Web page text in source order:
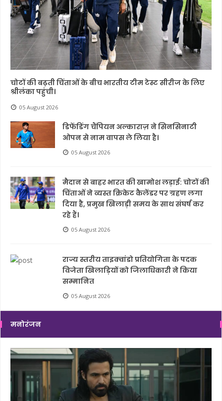
चोटों की बढ़ती चिंताओं के बीच भारतीय टीम टेस्ट सीरीज के लिए
श्रीलंका पहुंची।
05 August 2026
डिफेंडिंग चैंपियन अल्काराज़ ने सिनसिनाटी
ओपन से नाम वापस ले लिया है।
05 August 2026
मैदान से बाहर भारत की खामोश लड़ाई: चोटों की
चिंताओं ने व्यस्त क्रिकेट कैलेंडर पर ग्रहण लगा
दिया है, प्रमुख खिलाड़ी समय के साथ संघर्ष कर
रहे हैं।
05 August 2026
राज्य स्तरीय ताइक्वांडो प्रतियोगिता के पदक
विजेता खिलाड़ियों को जिलाधिकारी ने किया
सम्मानित
05 August 2026
मनोरंजन